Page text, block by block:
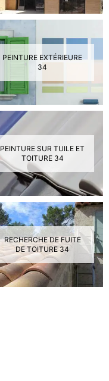
PEINTURE EXTÉRIEURE
34
PEINTURE SUR TUILE ET
TOITURE 34
RECHERCHE DE FUITE
DE TOITURE 34